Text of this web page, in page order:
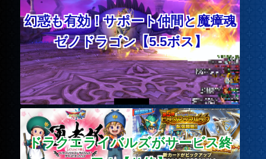
幻惑も有効！サポート仲間と魔瘴魂
ゼノドラゴン【5.5ボス】
ドラクエライバルズがサービス終